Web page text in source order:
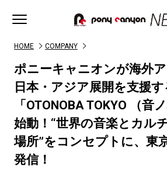
HOME COMPANY
ポニーキャニオンが海外
日本・アジア展開を支援
「OTONOBA TOKYO （音
始動！“世界の音楽とカル
場所”をコンセプトに、東
発信！